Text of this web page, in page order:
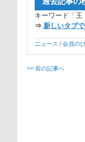
キーワード「王
⇒ 新しいタブ
ニュース /会員の
<< 前の記事へ